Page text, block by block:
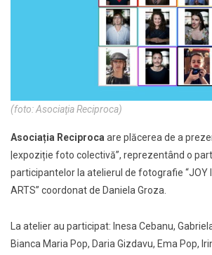
(foto: Asociaţia Reciproca)
Asociația Reciproca are plăcerea de a
|expoziție foto colectivă”, reprezentând o
participantelor la atelierul de fotografie “JOY
ARTS” coordonat de Daniela Groza.
La atelier au participat: Inesa Cebanu,
Bianca Maria Pop, Daria Gizdavu, Ema Pop,